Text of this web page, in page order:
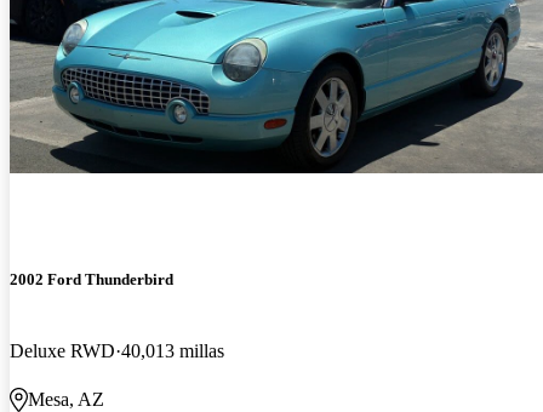
2002 Ford Thunderbird
Deluxe RWD 40,013 millas
Mesa, AZ